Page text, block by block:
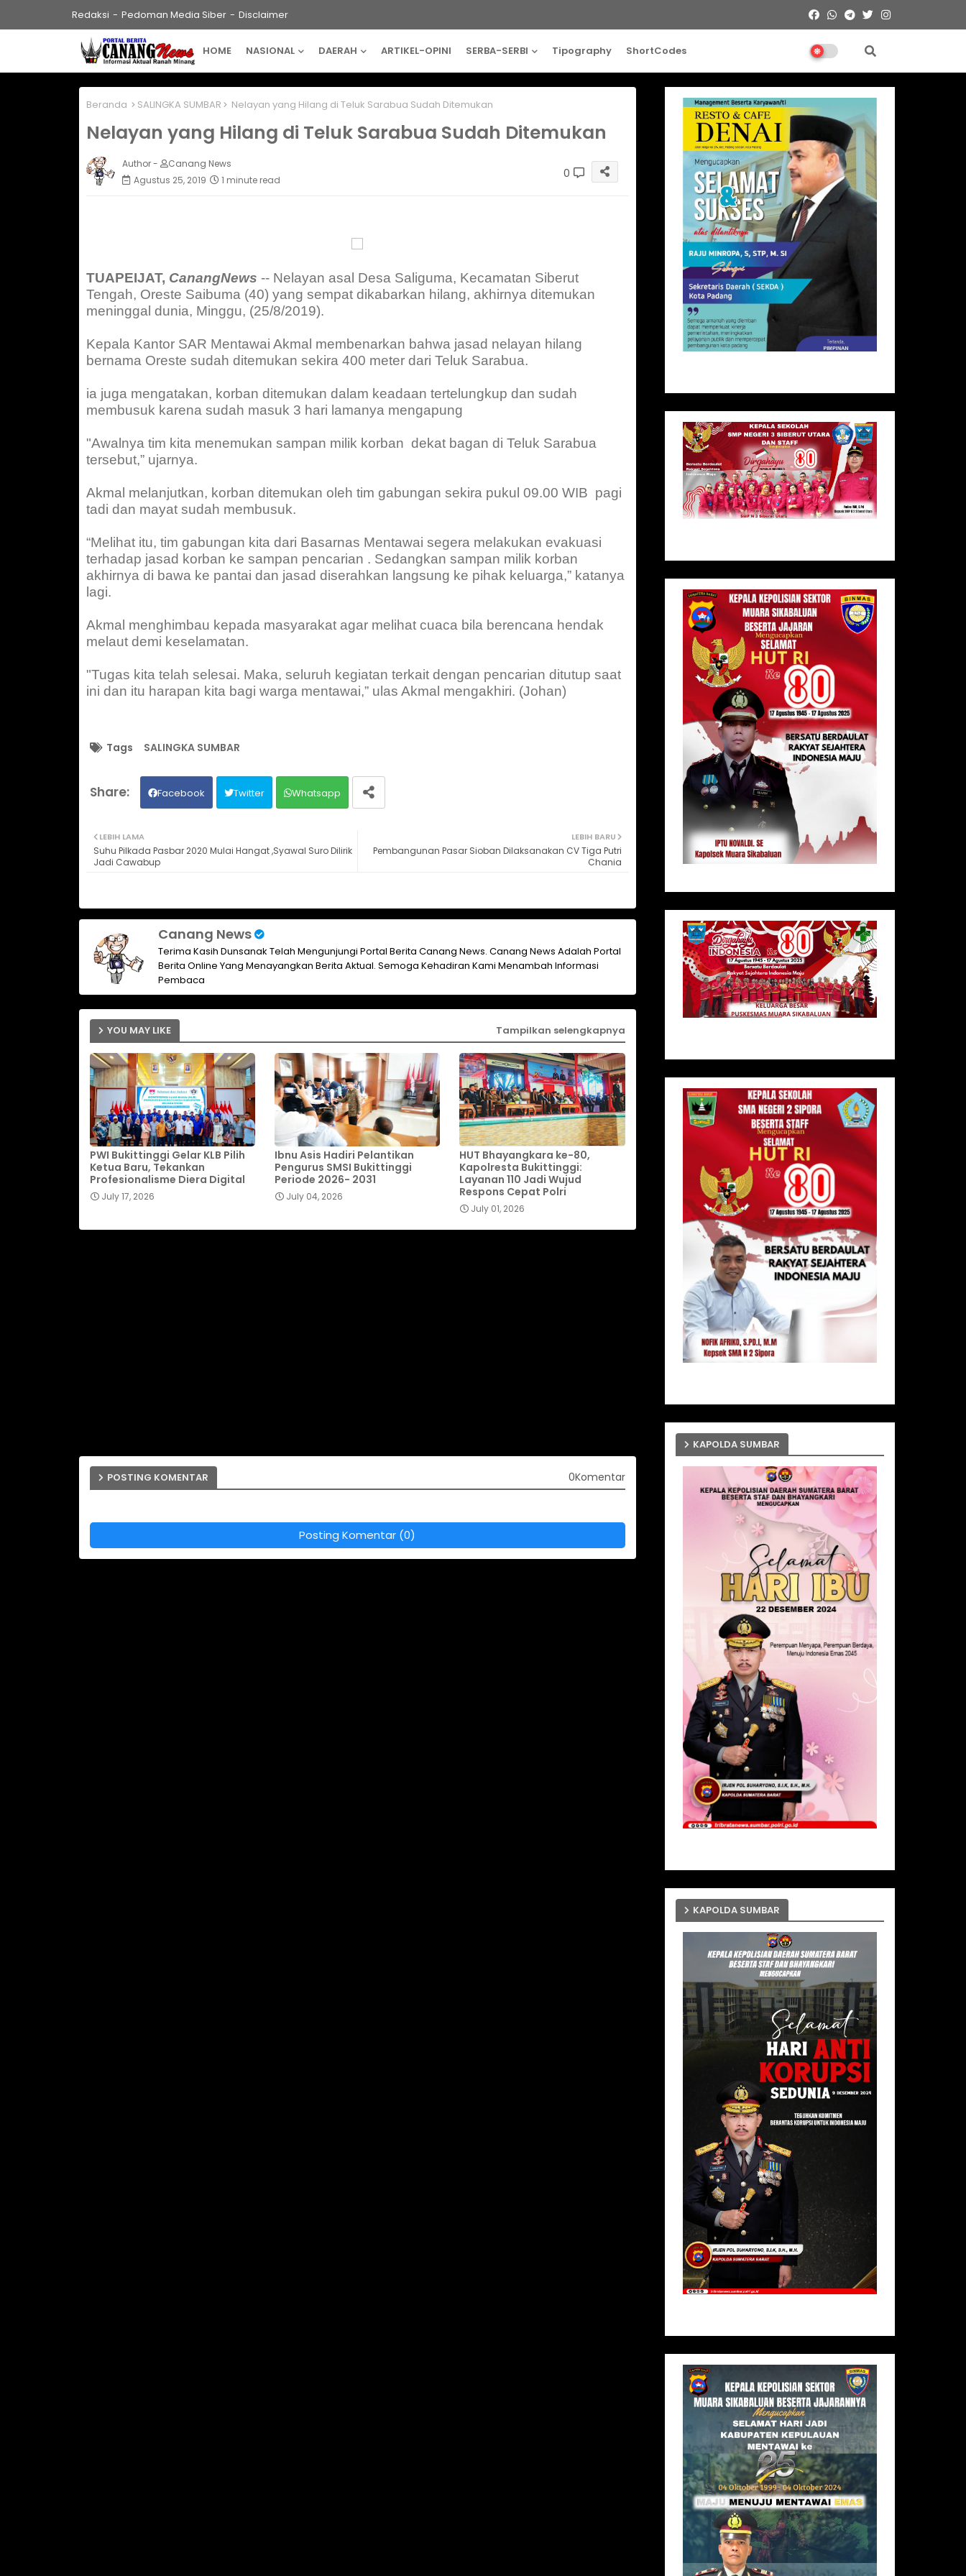
Redaksi Pedoman Media Siber Disclaimer
HOME NASIONAL DAERAH ARTIKEL-OPINI SERBA-SERBI Tipography ShortCodes
Beranda SALINGKA SUMBAR Nelayan yang Hilang di Teluk Sarabua Sudah Ditemukan
Nelayan yang Hilang di Teluk Sarabua Sudah Ditemukan
Author -
Canang News
Agustus 25, 2019
1 minute read 0
TUAPEIJAT, CanangNews -- Nelayan asal Desa Saliguma, Kecamatan Siberut
Tengah, Oreste Saibuma (40) yang sempat dikabarkan hilang, akhirnya ditemukan
meninggal dunia, Minggu, (25/8/2019).
Kepala Kantor SAR Mentawai Akmal membenarkan bahwa jasad nelayan hilang
bernama Oreste sudah ditemukan sekira 400 meter dari Teluk Sarabua.
ia juga mengatakan, korban ditemukan dalam keadaan tertelungkup dan sudah
membusuk karena sudah masuk 3 hari lamanya mengapung
"Awalnya tim kita menemukan sampan milik korban dekat bagan di Teluk Sarabua
tersebut,” ujarnya.
Akmal melanjutkan, korban ditemukan oleh tim gabungan sekira pukul 09.00 WIB pagi
tadi dan mayat sudah membusuk.
“Melihat itu, tim gabungan kita dari Basarnas Mentawai segera melakukan evakuasi
terhadap jasad korban ke sampan pencarian . Sedangkan sampan milik korban
akhirnya di bawa ke pantai dan jasad diserahkan langsung ke pihak keluarga,” katanya
lagi.
Akmal menghimbau kepada masyarakat agar melihat cuaca bila berencana hendak
melaut demi keselamatan.
"Tugas kita telah selesai. Maka, seluruh kegiatan terkait dengan pencarian ditutup saat
ini dan itu harapan kita bagi warga mentawai,” ulas Akmal mengakhiri. (Johan)
Tags SALINGKA SUMBAR
Facebook Twitter Whatsapp
LEBIH BARU
Pembangunan Pasar Sioban Dilaksanakan CV Tiga Putri
Chania
LEBIH LAMA
Suhu Pilkada Pasbar 2020 Mulai Hangat ,Syawal Suro Dilirik
Jadi Cawabup
Canang News
Terima Kasih Dunsanak Telah Mengunjungi Portal Berita Canang News. Canang News Adalah Portal
Berita Online Yang Menayangkan Berita Aktual. Semoga Kehadiran Kami Menambah Informasi
Pembaca
YOU MAY LIKE Tampilkan selengkapnya
PWI Bukittinggi Gelar KLB Pilih
Ketua Baru, Tekankan
Profesionalisme Diera Digital
July 17, 2026
Ibnu Asis Hadiri Pelantikan
Pengurus SMSI Bukittinggi
Periode 2026- 2031
July 04, 2026
HUT Bhayangkara ke-80,
Kapolresta Bukittinggi:
Layanan 110 Jadi Wujud
Respons Cepat Polri
July 01, 2026
POSTING KOMENTAR 0Komentar
Posting Komentar (0)
KAPOLDA SUMBAR
KAPOLDA SUMBAR